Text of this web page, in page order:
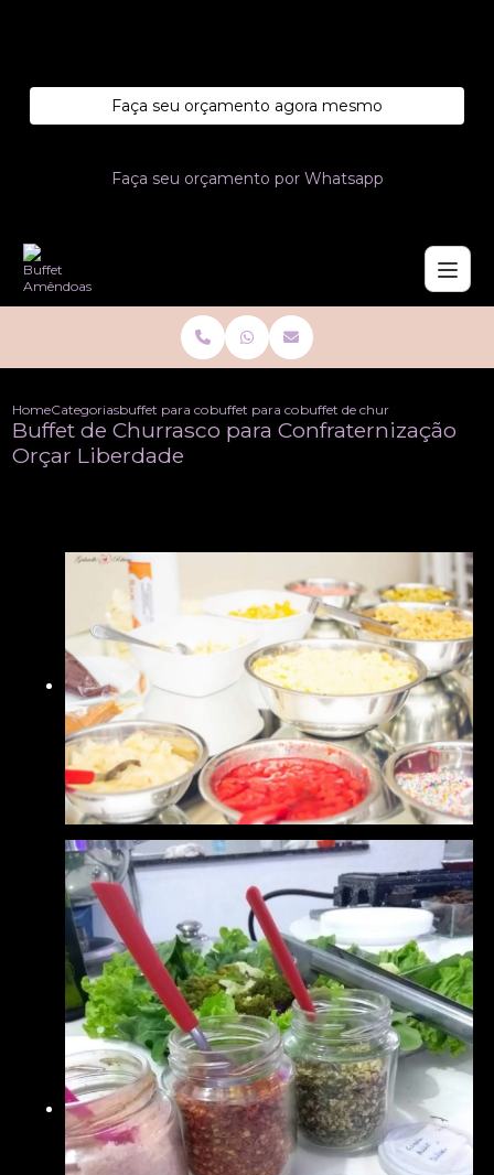
Faça seu orçamento agora mesmo
Faça seu orçamento por Whatsapp
HomeCategoriasbuffet para confraternizacoes
buffet para confraternizacao de empresa
buffet de churrasco para
Buffet de Churrasco para Confraternização
Orçar Liberdade